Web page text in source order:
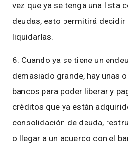
vez que ya se tenga una lista
deudas, esto permitirá
liquidarlas.
6. Cuando ya se tiene un
demasiado grande, hay unas
bancos para poder liberar y
créditos que ya están
consolidación de deuda,
o llegar a un acuerdo con el